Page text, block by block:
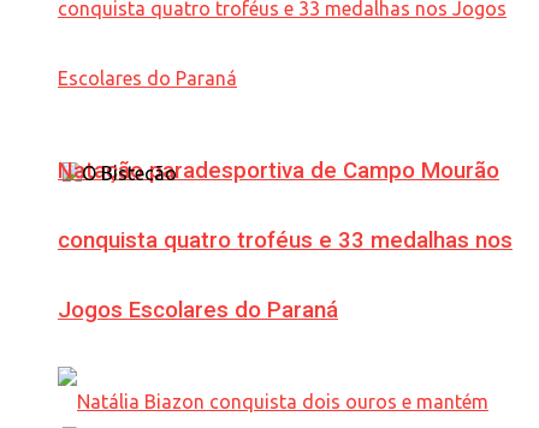
Natação paradesportiva de Campo Mourão
conquista quatro troféus e 33 medalhas nos
Jogos Escolares do Paraná